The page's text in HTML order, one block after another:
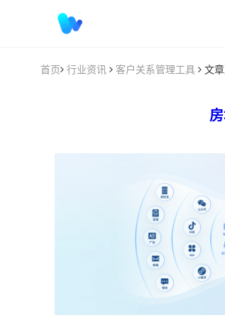
首页 行业资讯 客户关系管理工具 文